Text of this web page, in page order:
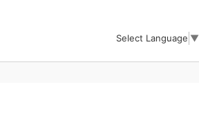
Select Language ▼